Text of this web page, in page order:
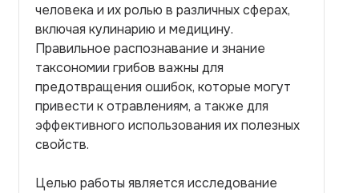
человека и их ролью в различных сферах,
включая кулинарию и медицину.
Правильное распознавание и знание
таксономии грибов важны для
предотвращения ошибок, которые могут
привести к отравлениям, а также для
эффективного использования их полезных
свойств.
Целью работы является исследование